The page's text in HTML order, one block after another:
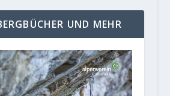
UND MEHR